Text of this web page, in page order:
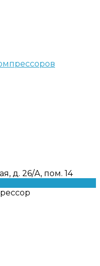
д. 26/А, пом. 14